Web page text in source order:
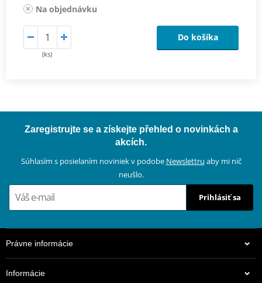
Na objednávku
(ks)
Do košíka
Zaregistrujte se a získejte přehled o novinkách a
akcích.
Súhlasím s posielaním noviniek v podobe Newslettru aby mi nič
neušlo.
Prihlásiť sa
Právne informácie
Informácie